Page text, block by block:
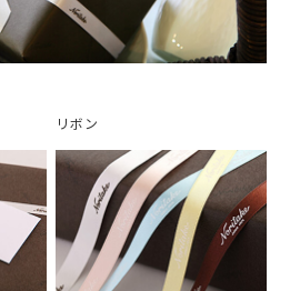
リボン